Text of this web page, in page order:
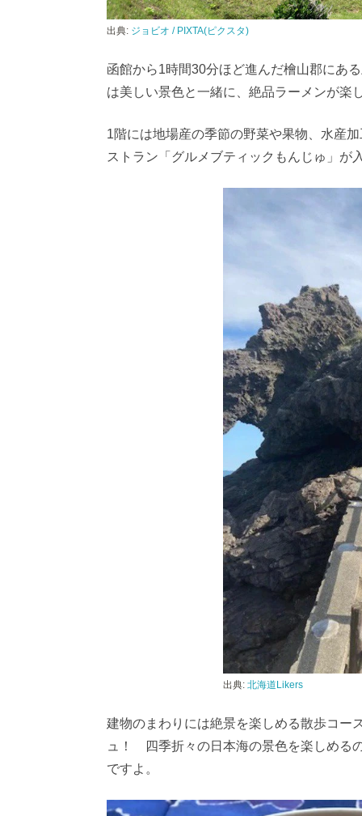
出典: ジョビオ / PIXTA(ピクスタ)
函館から1時間30分ほど進んだ檜山郡にあ
は美しい景色と一緒に、絶品ラーメンが楽
1階には地場産の季節の野菜や果物、水産
ストラン「グルメブティックもんじゅ」が
出典: 北海道Likers
建物のまわりには絶景を楽しめる散歩コー
ュ！ 四季折々の日本海の景色を楽しめる
ですよ。